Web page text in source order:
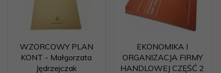
WZORCOWY PLAN
KONT - Małgorzata
Jędrzejczak
EKONOMIKA I
ORGANIZACJA FIRMY
HANDLOWEJ CZĘŚĆ 2